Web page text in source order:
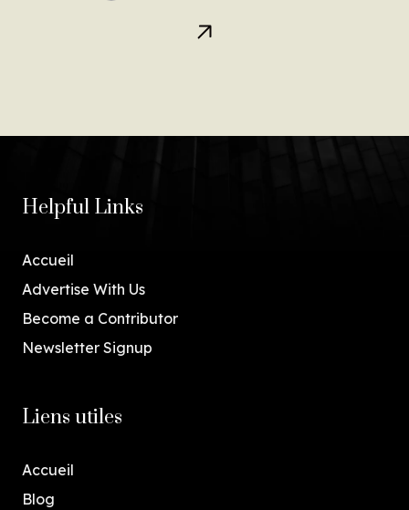
Helpful Links
Accueil
Advertise With Us
Become a Contributor
Newsletter Signup
Liens utiles
Accueil
Blog